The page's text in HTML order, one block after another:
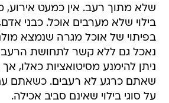
שלא מתוך רעב. אין כמעט אירוע,
בילוי שלא מערבים אוכל. כבני
בפיתוי של אוכל מגרה שנמצא
נאכל גם ללא קשר לתחושת הרעב
ניתן להימנע מסיטואציות כאלו,
שאתם כרגע לא רעבים. כשאתם
על סוגי בילוי שאינם סביב אכילה.